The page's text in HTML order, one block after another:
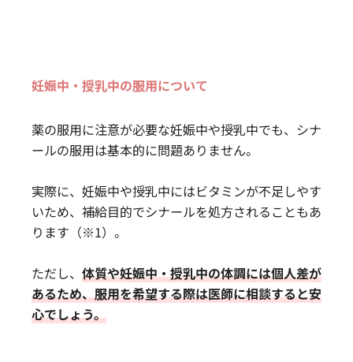
妊娠中・授乳中の服用について
薬の服用に注意が必要な妊娠中や授乳中でも、シナ
ールの服用は基本的に問題ありません。
実際に、妊娠中や授乳中にはビタミンが不足しやす
いため、補給目的でシナールを処方されることもあ
ります（※1）。
ただし、 体質や妊娠中・授乳中の体調には個人差が
あるため、服用を希望する際は医師に相談すると安
心でしょう。